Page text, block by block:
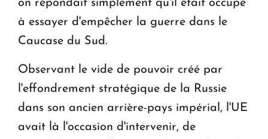
on répondait simplement qu'il était occupé
à essayer d'empêcher la guerre dans le
Caucase du Sud.
Observant le vide de pouvoir créé par
l'effondrement stratégique de la Russie
dans son ancien arrière-pays impérial, l'UE
avait là l'occasion d'intervenir, de